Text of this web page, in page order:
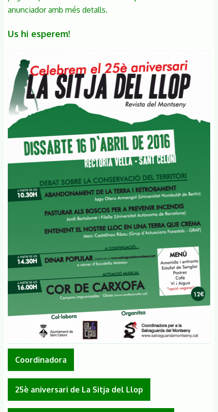
anunciador amb més detalls.
Us hi esperem!
Coordinadora
25è aniversari de La Sitja del Llop